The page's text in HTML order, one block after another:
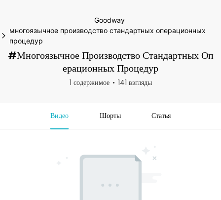
Goodway
многоязычное производство стандартных операционных
процедур
#многоязычное Производство Стандартных Оп
Ерационных Процедур
1 содержимое 141 взгляды
Видео Шорты Статья